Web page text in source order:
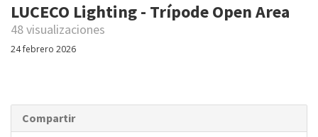
LUCECO Lighting - Trípode Open Area
48 visualizaciones
24 febrero 2026
Compartir